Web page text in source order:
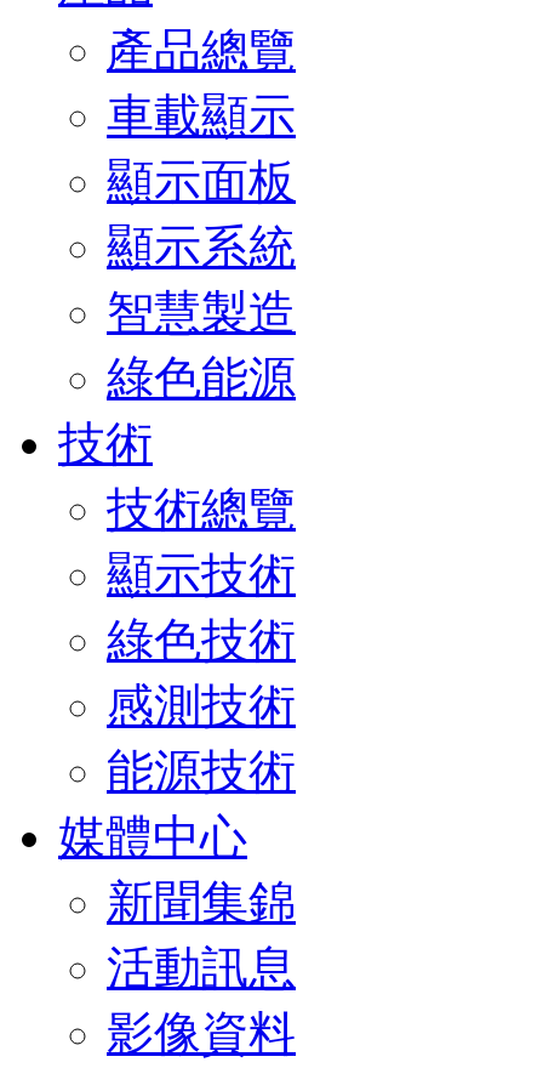
產品總覽
車載顯示
顯示面板
顯示系統
智慧製造
綠色能源
技術
技術總覽
顯示技術
綠色技術
感測技術
能源技術
媒體中心
新聞集錦
活動訊息
影像資料